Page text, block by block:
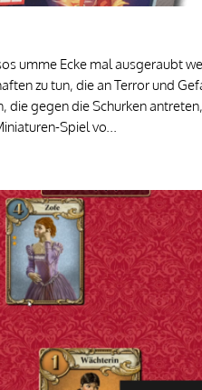
umme Ecke mal ausgeraubt
zu tun, die an Terror und
die gegen die Schurken
Spiel vo...